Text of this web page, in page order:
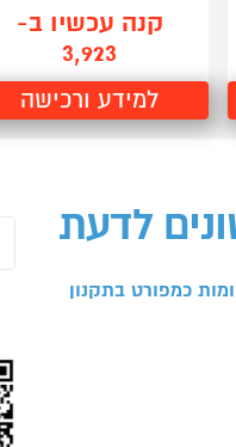
קנה עכשיו ב-
3,923
למידע ורכישה
לדעת
כמפורט בתקנון